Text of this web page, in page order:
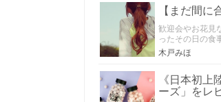
【まだ間
歓迎会やお花見
ったその日の食
木戸みほ
《日本初
ーズ」をレ